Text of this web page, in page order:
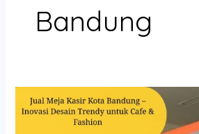
Bandung
Jual
Meja